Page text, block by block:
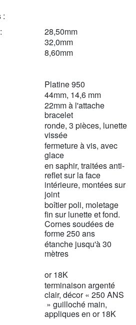
:
28,50mm
32,0mm
8,60mm
Platine 950
44mm, 14,6 mm
22mm à l'attache
bracelet
ronde, 3 pièces, lunette
vissée
fermeture à vis, avec
glace
en saphir, traitées anti-
reflet sur la face
intérieure, montées sur
joint
boîtier poli, moletage
fin sur lunette et fond.
Cornes soudées de
forme 250 ans
étanche jusqu'à 30
mètres
or 18K
terminaison argenté
clair, décor « 250 ANS
» guilloché main,
appliques en or 18K